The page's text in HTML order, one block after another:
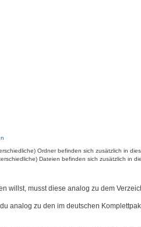
Ordner befinden sich zusätzlich in
Dateien befinden sich zusätzlich in
willst, musst diese analog zu dem
analog zu den im deutschen